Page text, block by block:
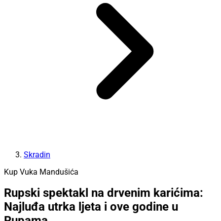
Skradin
Kup Vuka Mandušića
Rupski spektakl na drvenim karićima:
Najluđa utrka ljeta i ove godine u